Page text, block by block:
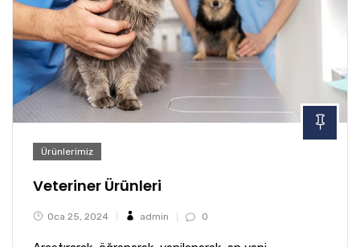
Ürünlerimiz
Veteriner Ürünleri
Oca 25, 2024 admin 0